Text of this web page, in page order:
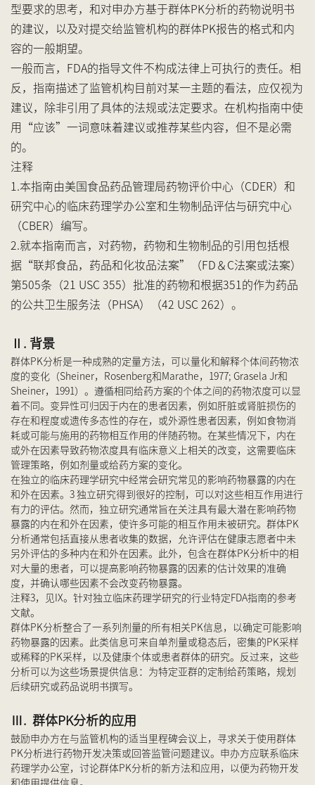
型要求的思考，和对申办方基于群体PK分析的药物说明书
的建议，以及对提交给监管机构的群体PK报告的格式和内
容的一般期望。
一般而言，FDA的指导文件不构成法律上可执行的责任。相
反，指南描述了监管机构目前对某一主题的看法，应仅视为
建议，除非引用了具体的法规或法定要求。在机构指南中使
用“应该”一词意味着建议或推荐某些内容，但不是必需
的。
注释
1.本指南由美国食品药品管理局药物评价中心（CDER）和
研究中心的临床药理学办公室和生物制品评估与研究中心
（CBER）编写。
2.就本指南而言，对药物，药物和生物制品的引用包括根
据“联邦食品，药品和化妆品法案”（FD＆C法案或法案）
第505条（21 USC 355）批准的药物和根据351的作为药品
的公共卫生服务法（PHSA）（42 USC 262）。
Ⅱ. 背景
群体PK分析是一种成熟的定量方法，可以量化和解释个体间药物浓
度的变化（Sheiner，Rosenberg和Marathe，1977; Grasela Jr和
Sheiner，1991）。遵循相同给药方案的个体之间的药物浓度可以显
着不同。变异性可归因于内在的患者因素，例如肝脏或肾脏损伤的
存在和程度或遗传多态性的存在，或外源性患者因素，例如食物消
耗或可能与施用的药物相互作用的伴随药物。在某些情况下，内在
或外在因素导致药物浓度具有临床意义上相关的改变，这需要临床
管理策略，例如剂量或给药方案的变化。
在独立的临床药理学研究中经常会研究常见的影响药物暴露的内在
和外在因素。3 独立研究得到很好的控制，可以对这些相互作用进行
有力的评估。然而，独立研究通常旨在关注具有最大潜在影响药物
暴露的内在和外在因素，使许多可能的相互作用未被研究。群体PK
分析通常包括直接从患者收集的数据，允许评估在健康志愿者中未
另外评估的多种内在和外在因素。此外，包含在群体PK分析中的相
对大量的患者，可以提高影响药物暴露的因素的估计效果的准确
度，并确认哪些因素不会改变药物暴露。
注释3，见IX。针对独立临床药理学研究的行业特定FDA指南的参考
文献。
群体PK分析整合了一系列剂量的所有相关PK信息，以确定可能影响
药物暴露的因素。此类信息可来自单剂量或稳态后，密集的PK采样
或稀释的PK采样，以及健康个体或患者群体的研究。反过来，这些
分析可以为这些场景提供信息：为特定亚群的定制给药策略，规划
后续研究或药品说明书撰写。
Ⅲ. 群体PK分析的应用
鼓励申办方在与监管机构的适当里程碑会议上，寻求关于使用群体
PK分析进行药物开发决策或回答监管问题建议。申办方应联系临床
药理学办公室，讨论群体PK分析的新方法和应用，以便为药物开发
和使用提供信息。